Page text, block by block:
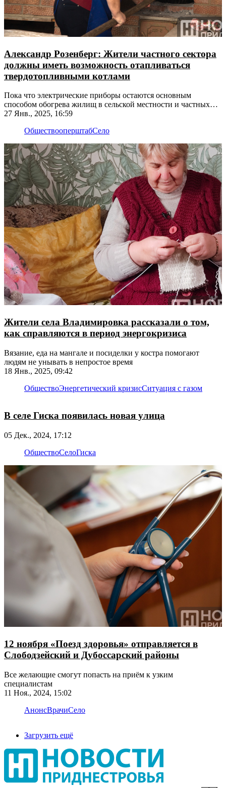
Александр Розенберг: Жители частного сектора
должны иметь возможность отапливаться
твердотопливными котлами
Пока что электрические приборы остаются основным
способом обогрева жилищ в сельской местности и частных
домов в городской черте
27 Янв., 2025, 16:59
ОбществооперштабСело
Жители села Владимировка рассказали о том,
как справляются в период энергокризиса
Вязание, еда на мангале и посиделки у костра помогают
людям не унывать в непростое время
18 Янв., 2025, 09:42
ОбществоЭнергетический кризисСитуация с газом
В селе Гиска появилась новая улица
05 Дек., 2024, 17:12
ОбществоСелоГиска
12 ноября «Поезд здоровья» отправляется в
Слободзейский и Дубоссарский районы
Все желающие смогут попасть на приём к узким
специалистам
11 Ноя., 2024, 15:02
АнонсВрачиСело
Загрузить ещё